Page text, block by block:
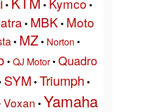
• • •
• MBK • Moto
• MZ• Norton •
• QJ Motor• Quadro
SYM • Triumph •
Voxan • Yamaha